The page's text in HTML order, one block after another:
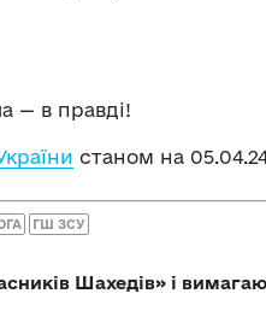
— в правді!
станом на
ГШ ЗСУ
Шахедів» і